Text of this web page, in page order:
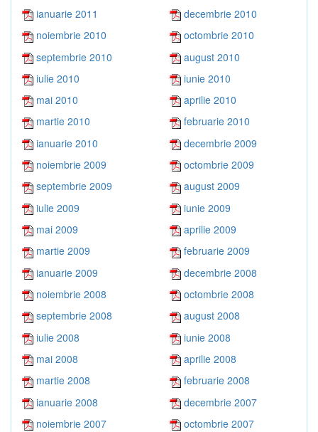
ianuarie 2011
decembrie 2010
noiembrie 2010
octombrie 2010
septembrie 2010
august 2010
iulie 2010
iunie 2010
mai 2010
aprilie 2010
martie 2010
februarie 2010
ianuarie 2010
decembrie 2009
noiembrie 2009
octombrie 2009
septembrie 2009
august 2009
iulie 2009
iunie 2009
mai 2009
aprilie 2009
martie 2009
februarie 2009
ianuarie 2009
decembrie 2008
noiembrie 2008
octombrie 2008
septembrie 2008
august 2008
iulie 2008
iunie 2008
mai 2008
aprilie 2008
martie 2008
februarie 2008
ianuarie 2008
decembrie 2007
noiembrie 2007
octombrie 2007